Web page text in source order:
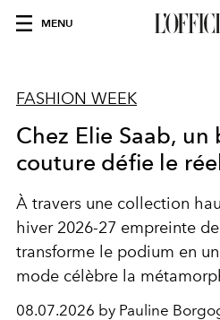
MENU
FASHION WEEK
Chez Elie Saab, un
couture défie le
À travers une collection
hiver 2026-27 empreinte
transforme le podium en
mode célèbre la
08.07.2026 by Pauline